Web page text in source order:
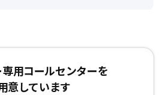
用コールセンターを
意しています